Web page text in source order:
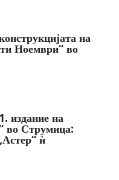
на
Ноември“ во
издание на
во Струмица:
ѝ